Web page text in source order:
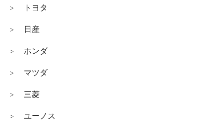
> トヨタ
> 日産
> ホンダ
> マツダ
> 三菱
> ユーノス